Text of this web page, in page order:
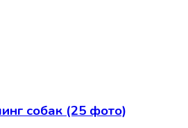
собак (25 фото)